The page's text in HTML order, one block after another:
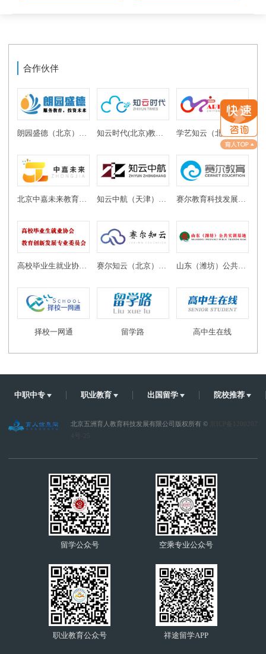
合作伙伴
学艺知云（北京）教育科技有限公司
北京中嘉未来教育科技有限公司 知云中航（天津）教育科技有限公司 赛尔教育科技发展有限公司
山东（潍坊）公共实训基地
择校一网通 留学路 高中生在线
中职中专 职业教育 出国留学 院校推荐
北京五洲育人教育科技发展有限公司版权所有 ©
京ICP备1200207
4号-25
空乘专业公众号
留学公众号
祥途留学APP
职业教育公众号